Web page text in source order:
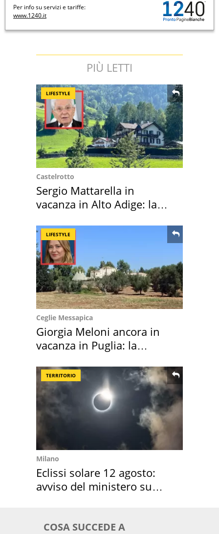
Per info su servizi e tariffe:
www.1240.it
PIÙ LETTI
LIFESTYLE
Castelrotto
Sergio Mattarella in
vacanza in Alto Adige: la
LIFESTYLE
Ceglie Messapica
Giorgia Meloni ancora in
vacanza in Puglia: la
TERRITORIO
Milano
Eclissi solare 12 agosto:
avviso del ministero su